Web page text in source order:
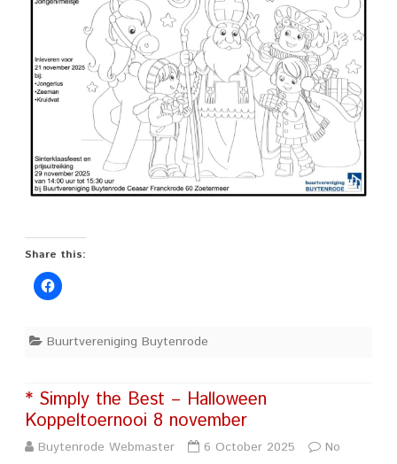
Share this:
Buurtvereniging Buytenrode
* Simply the Best – Halloween
Koppeltoernooi 8 november
Buytenrode Webmaster 6 October 2025
No